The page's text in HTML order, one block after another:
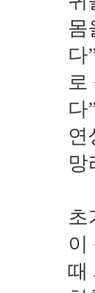
몸
다
다
연
망
초
이
때